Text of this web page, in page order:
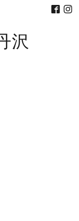
沢